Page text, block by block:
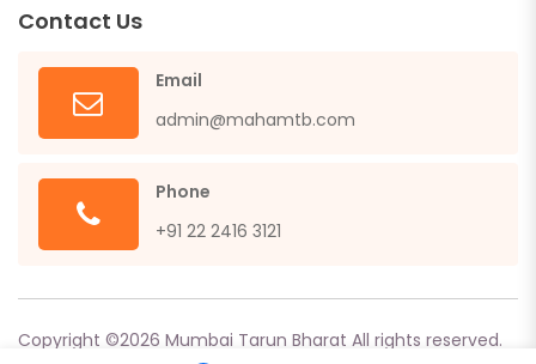
Contact Us
Email
admin@mahamtb.com
Phone
+91 22 2416 3121
Copyright ©2026 Mumbai Tarun Bharat All rights reserved.